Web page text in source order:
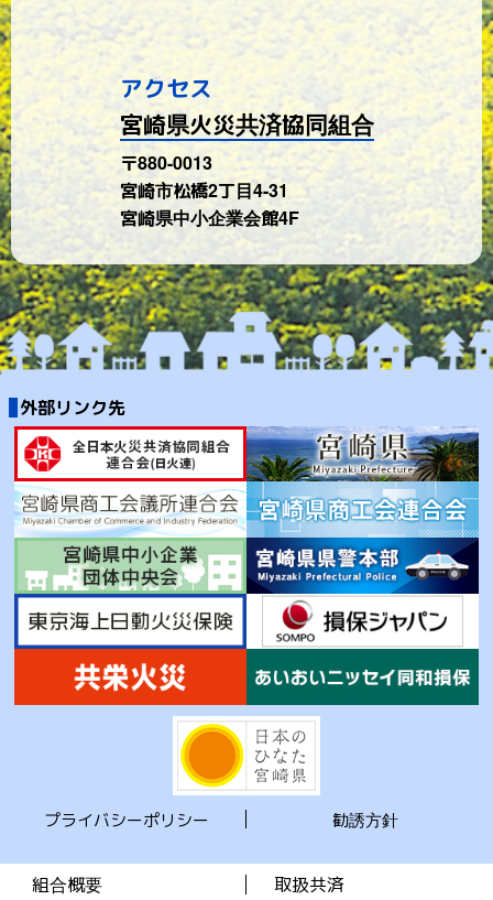
アクセス
宮崎県火災共済協同組合
〒880-0013
宮崎市松橋2丁目4-31
宮崎県中小企業会館4F
外部リンク先
プライバシーポリシー 勧誘方針
組合概要
取扱共済